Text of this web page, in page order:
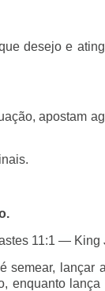
desejo e
apostam
11:1 — King
semear, lançar
enquanto